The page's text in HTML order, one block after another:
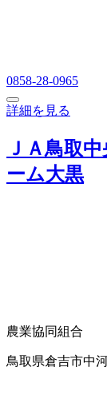
0858-28-0965
詳細を見る
ＪＡ鳥取
ーム大黒
農業協同組合
鳥取県倉吉市中